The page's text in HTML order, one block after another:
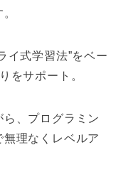
イ式学習法”をベー
をサポート。
、プログラミン
理なくレベルア